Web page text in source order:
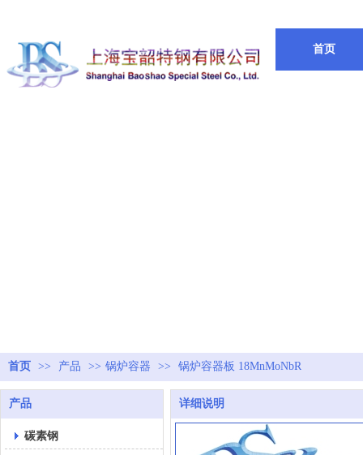
首页
首页 >> 产品 >> 锅炉容器 >> 锅炉容器板 18MnMoNbR
产品
碳素钢
详细说明